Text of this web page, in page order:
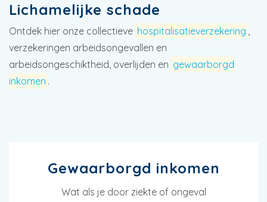
Lichamelijke schade
Ontdek hier onze collectieve hospitalisatieverzekering ,
verzekeringen arbeidsongevallen en
arbeidsongeschiktheid, overlijden en gewaarborgd
inkomen .
Gewaarborgd inkomen
Wat als je door ziekte of ongeval